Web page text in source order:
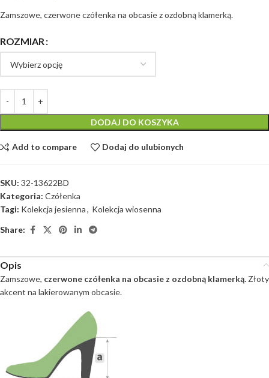
Zamszowe, czerwone czółenka na obcasie z ozdobną klamerką.
ROZMIAR
DODAJ DO KOSZYKA
Add to compare Dodaj do ulubionych
SKU: 32-13622BD
Kategoria: Czółenka
Tagi: Kolekcja jesienna, Kolekcja wiosenna
Share:
Opis
Zamszowe, czerwone czółenka na obcasie z ozdobną klamerką. Złoty
akcent na lakierowanym obcasie.